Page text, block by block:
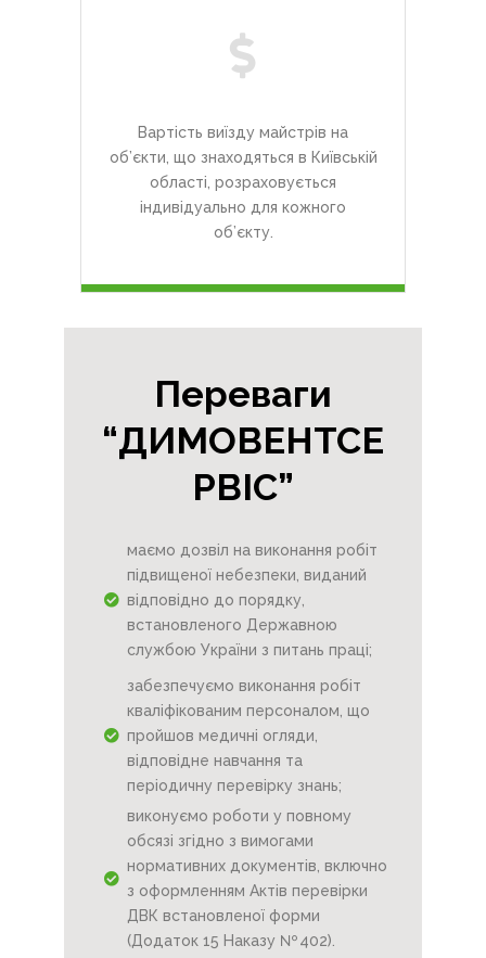
Вартість виїзду майстрів на
об’єкти, що знаходяться в Київській
області, розраховується
індивідуально для кожного
об’єкту.
Переваги
“ДИМОВЕНТСЕ
РВІС”
маємо дозвіл на виконання робіт
підвищеної небезпеки, виданий
відповідно до порядку,
встановленого Державною
службою України з питань праці;
забезпечуємо виконання робіт
кваліфікованим персоналом, що
пройшов медичні огляди,
відповідне навчання та
періодичну перевірку знань;
виконуємо роботи у повному
обсязі згідно з вимогами
нормативних документів, включно
з оформленням Актів перевірки
ДВК встановленої форми
(Додаток 15 Наказу № 402).